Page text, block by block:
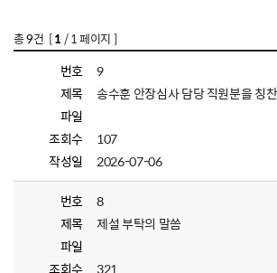
총9건 [1 / 1 페이지 ]
번호
9
제목
송수훈 안장심사 담당 직원분을 칭
파일
조회수
107
작성일
2026-07-06
번호
8
제목
제설 부탁의 말씀
파일
조회수
321